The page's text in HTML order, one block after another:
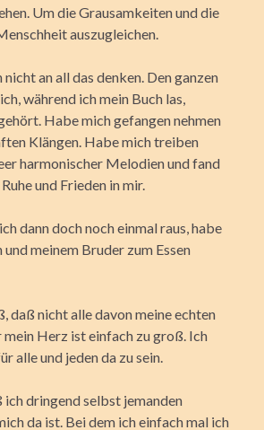
Um die Grausamkeiten und die
auszugleichen.
an all das denken. Den ganzen
während ich mein Buch las,
Habe mich gefangen nehmen
Klängen. Habe mich treiben
harmonischer Melodien und fand
und Frieden in mir.
dann doch noch einmal raus, habe
meinem Bruder zum Essen
daß nicht alle davon meine echten
mein Herz ist einfach zu groß. Ich
alle und jeden da zu sein.
ich dringend selbst jemanden
da ist. Bei dem ich einfach mal ich